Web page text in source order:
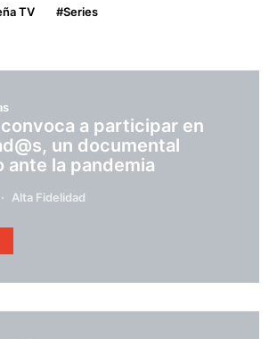
TV Series
a participar en
un documental
ante la pandemia
Alta Fidelidad